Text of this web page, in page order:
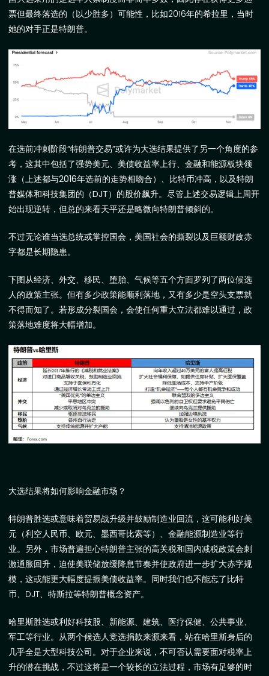
票但最终落选的（以少胜多）可能性，比如2016年的希拉里，当时
她的对手正是特朗普。
在选前冲刺阶段“特朗普交易”或许为大选结果提供了另一个角度的参
考，这其中包括了强势美元、美债收益率上行、金融和能源板块领
涨（上述都与2016年选前的走势相吻合）、比特币冲高，以及特朗
普媒体和科技集团的（DJT）的股价飙升。尽管上述交易逻辑上周开
始出现逆转，但总的来看天平还是略微向特朗普倾斜的。
不过无论谁当选总统或掌控国会，美国社会的撕裂以及巨额财政赤
字都是长期隐患。
下图从经济、外交、移民、堕胎、气候等五个方面罗列了两位候选
人的政策主张。但有多少政策能顺利落地，又有多少是空头支票就
不得而知了。若形成分裂国会，会使任何重大立法都难以通过，政
策落地难度将大幅增加。
大选结果将如何影响金融市场？
特朗普胜选或意味着贸易战升级并鼓励制造业回流，这可能利好美
元（利空人民币、欧元、墨西哥比索等）、金融能源制造业等行
业。另外，市场普遍担心特朗普主张的高关税和国内减税政策会刺
激通胀回升，迫使美联储放缓降息节奏并使政府进一步扩大赤字规
模，这或能更大幅度提振美债收益率。同时我们也不能忘了比特
币、 DJT、特斯拉等特朗普概念资产。
哈里斯胜选或利好科技股、新能源、建筑、医疗保健、公共事业、
军工等行业。从两个候选人竞选捐款来源来看，站在哈里斯身后的
几乎全是大型科技公司。对于企业来说，不可否认需要面对税率上
升的潜在挑战，不过这将是一个较长的立法过程，市场有足够的时